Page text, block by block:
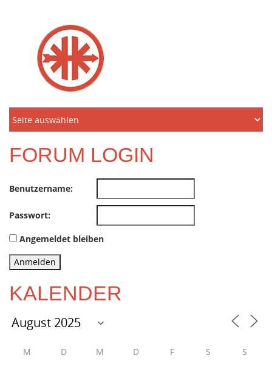
FORUM LOGIN
Benutzername:
Passwort:
Angemeldet bleiben
Anmelden
KALENDER
M D M D F S S